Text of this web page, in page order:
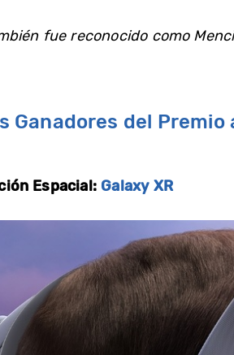
fue reconocido como
Ganadores del Premio
Espacial: Galaxy XR